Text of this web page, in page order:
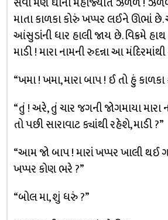
માતા કાળકા કોરું ખપ્પર લઈને ઊભાં
આંસુડાંની ધાર હાલી જાય છે. વિક્રમે
માડી ! મારા નામની રુદન્ના આ
“ખમા ! ખમા, મારા બાપ ! ઈ તો હું
“તું ! અરે, તું ચાર જગની જોગમાયા મારા
તો પછી સારાવાટ ક્યાંથી રહેશે, માડી ?”
“આમ જો બાપ ! મારાં ખપ્પર ખાલી થઈ
ખપ્પર કોણ ભરે ?”
“બોલ મા, શું ધરું ?”